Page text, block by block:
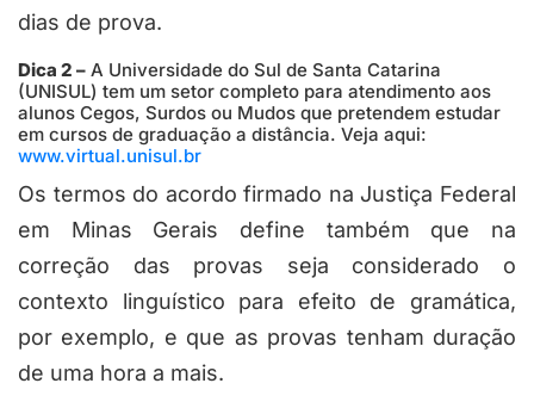
dias de prova.
Dica 2 – A Universidade do Sul de Santa Catarina
(UNISUL) tem um setor completo para atendimento aos
alunos Cegos, Surdos ou Mudos que pretendem estudar
em cursos de graduação a distância. Veja aqui:
www.virtual.unisul.br
Os termos do acordo firmado na Justiça Federal
em Minas Gerais define também que na
correção das provas seja considerado o
contexto linguístico para efeito de gramática,
por exemplo, e que as provas tenham duração
de uma hora a mais.